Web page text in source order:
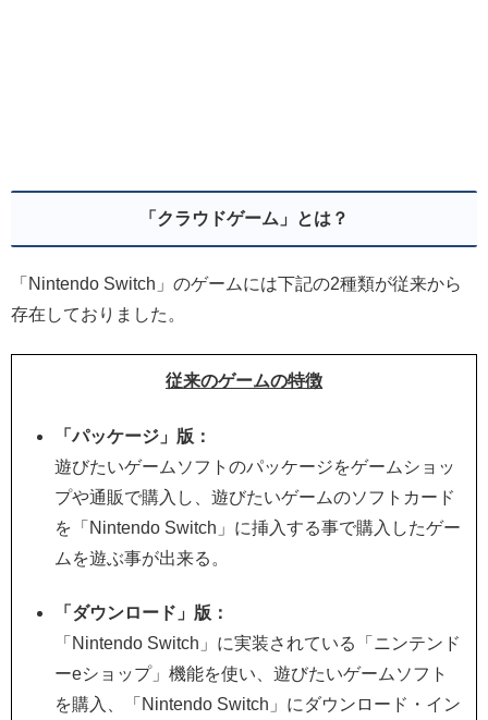
「クラウドゲーム」とは？
「Nintendo Switch」のゲームには下記の2種類が従来から
存在しておりました。
従来のゲームの特徴
「パッケージ」版：
遊びたいゲームソフトのパッケージをゲームショッ
プや通販で購入し、遊びたいゲームのソフトカード
を「Nintendo Switch」に挿入する事で購入したゲー
ムを遊ぶ事が出来る。
「ダウンロード」版：
「Nintendo Switch」に実装されている「ニンテンド
ーeショップ」機能を使い、遊びたいゲームソフト
を購入、「Nintendo Switch」にダウンロード・イン